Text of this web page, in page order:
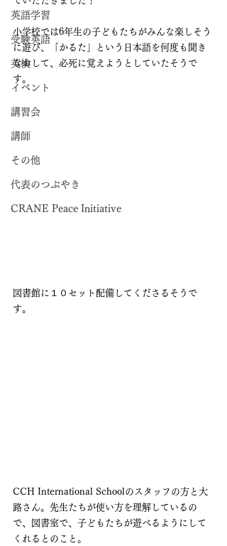
英語学習
受験英語
英検
イベント
講習会
講師
その他
代表のつぶやき
CRANE Peace Initiative
小学校では6年生の子どもたちがみんな楽しそう
に遊び、「かるた」という日本語を何度も聞き
なおして、必死に覚えようとしていたそうで
す。
図書館に１０セット配備してくださるそうで
す。
CCH International Schoolのスタッフの方と大
路さん。先生たちが使い方を理解しているの
で、図書室で、子どもたちが遊べるようにして
くれるとのこと。